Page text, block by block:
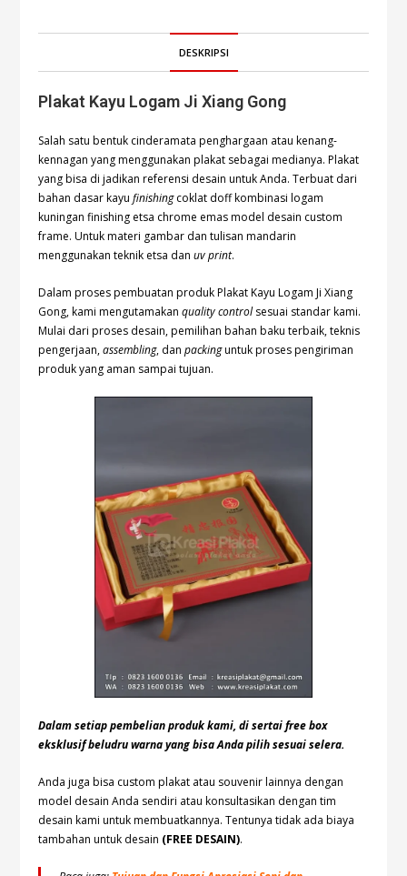
DESKRIPSI
Plakat Kayu Logam Ji Xiang Gong
Salah satu bentuk cinderamata penghargaan atau kenang-
kennagan yang menggunakan plakat sebagai medianya. Plakat
yang bisa di jadikan referensi desain untuk Anda. Terbuat dari
bahan dasar kayufinishingcoklat doff kombinasi logam
kuningan finishing etsa chrome emas model desain custom
frame. Untuk materi gambar dan tulisan mandarin
menggunakan teknik etsa danuv print.
Dalam proses pembuatan produk Plakat Kayu Logam Ji Xiang
Gong, kami mengutamakanquality controlsesuai standar kami.
Mulai dari proses desain, pemilihan bahan baku terbaik, teknis
pengerjaan,assembling, danpackinguntuk proses pengiriman
produk yang aman sampai tujuan.
Dalam setiap pembelian produk kami, di sertai free box
eksklusif beludru warna yang bisa Anda pilih sesuai selera.
Anda juga bisa custom plakat atau souvenir lainnya dengan
model desain Anda sendiri atau konsultasikan dengan tim
desain kami untuk membuatkannya. Tentunya tidak ada biaya
tambahan untuk desain (FREE DESAIN).